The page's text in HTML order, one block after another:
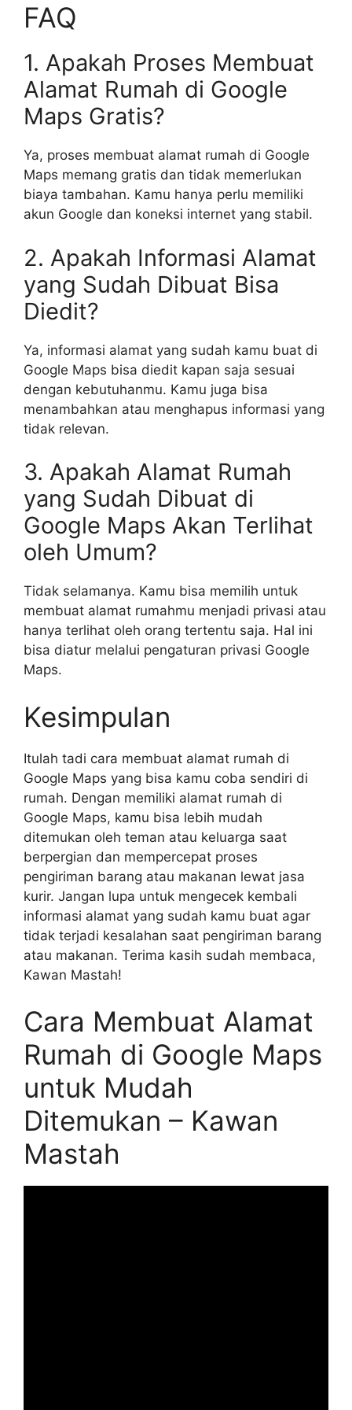
FAQ
1. Apakah Proses Membuat
Alamat Rumah di Google
Maps Gratis?
Ya, proses membuat alamat rumah di Google
Maps memang gratis dan tidak memerlukan
biaya tambahan. Kamu hanya perlu memiliki
akun Google dan koneksi internet yang stabil.
2. Apakah Informasi Alamat
yang Sudah Dibuat Bisa
Diedit?
Ya, informasi alamat yang sudah kamu buat di
Google Maps bisa diedit kapan saja sesuai
dengan kebutuhanmu. Kamu juga bisa
menambahkan atau menghapus informasi yang
tidak relevan.
3. Apakah Alamat Rumah
yang Sudah Dibuat di
Google Maps Akan Terlihat
oleh Umum?
Tidak selamanya. Kamu bisa memilih untuk
membuat alamat rumahmu menjadi privasi atau
hanya terlihat oleh orang tertentu saja. Hal ini
bisa diatur melalui pengaturan privasi Google
Maps.
Kesimpulan
Itulah tadi cara membuat alamat rumah di
Google Maps yang bisa kamu coba sendiri di
rumah. Dengan memiliki alamat rumah di
Google Maps, kamu bisa lebih mudah
ditemukan oleh teman atau keluarga saat
berpergian dan mempercepat proses
pengiriman barang atau makanan lewat jasa
kurir. Jangan lupa untuk mengecek kembali
informasi alamat yang sudah kamu buat agar
tidak terjadi kesalahan saat pengiriman barang
atau makanan. Terima kasih sudah membaca,
Kawan Mastah!
Cara Membuat Alamat
Rumah di Google Maps
untuk Mudah
Ditemukan – Kawan
Mastah